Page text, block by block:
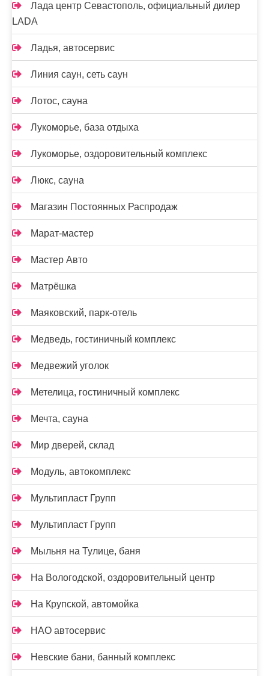
Лада центр Севастополь, официальный дилер
LADA
Ладья, автосервис
Линия саун, сеть саун
Лотос, сауна
Лукоморье, база отдыха
Лукоморье, оздоровительный комплекс
Люкс, сауна
Магазин Постоянных Распродаж
Марат-мастер
Мастер Авто
Матрёшка
Маяковский, парк-отель
Медведь, гостиничный комплекс
Медвежий уголок
Метелица, гостиничный комплекс
Мечта, сауна
Мир дверей, склад
Модуль, автокомплекс
Мультипласт Групп
Мультипласт Групп
Мыльня на Тулице, баня
На Вологодской, оздоровительный центр
На Крупской, автомойка
НАО автосервис
Невские бани, банный комплекс